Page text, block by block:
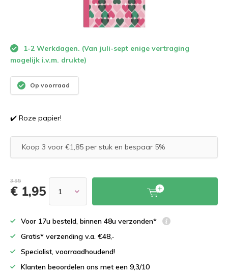
1-2 Werkdagen. (Van juli-sept enige vertraging
mogelijk i.v.m. drukte)
Op voorraad
✔️ Roze papier!
Koop 3 voor €1,85 per stuk en bespaar 5%
3,95
€ 1,95
Voor 17u besteld, binnen 48u verzonden*
Gratis* verzending v.a. €48,-
Specialist, voorraadhoudend!
Klanten beoordelen ons met een 9,3/10